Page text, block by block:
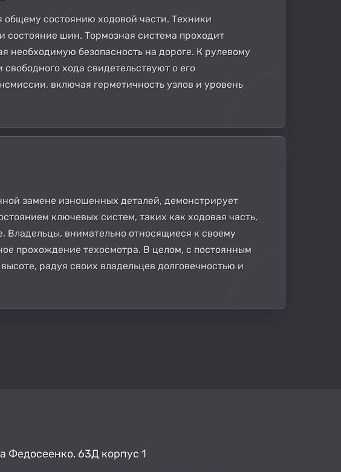
состоянию ходовой части. Техники
состояние шин. Тормозная система проходит
необходимую безопасность на дороге. К рулевому
хода свидетельствуют о его
включая герметичность узлов и уровень
замене изношенных деталей, демонстрирует
ключевых систем, таких как ходовая часть,
Владельцы, внимательно относящиеся к своему
прохождение техосмотра. В целом, с постоянным
радуя своих владельцев долговечностью и
Федосеенко, 63Д корпус 1